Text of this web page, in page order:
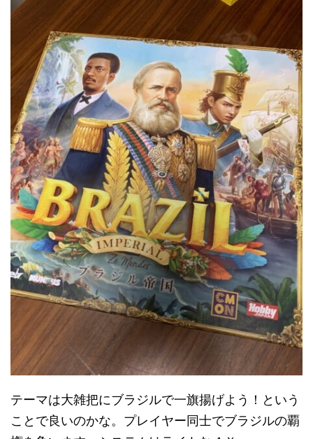
テーマは大雑把にブラジルで一旗揚げよう！という
ことで良いのかな。プレイヤー同士でブラジルの覇